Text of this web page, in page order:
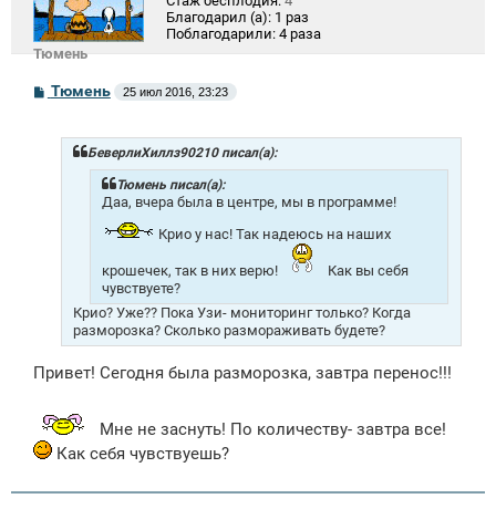
Тюмень
Благодарил (а): 1 раз
Поблагодарили: 4 раза
СТюмень 25 июл 2016, 23:23
БеверлиХиллз90210 писал(а):
Тюмень писал(а):
Даа, вчера была в центре, мы в программе!
Крио у нас! Так надеюсь на наших
крошечек, так в них верю!
Как вы себя
чувствуете?
Крио? Уже?? Пока Узи- мониторинг только? Когда
разморозка? Сколько размораживать будете?
Привет! Сегодня была разморозка, завтра перенос!!!
Мне не заснуть! По количеству- завтра все!
Как себя чувствуешь?